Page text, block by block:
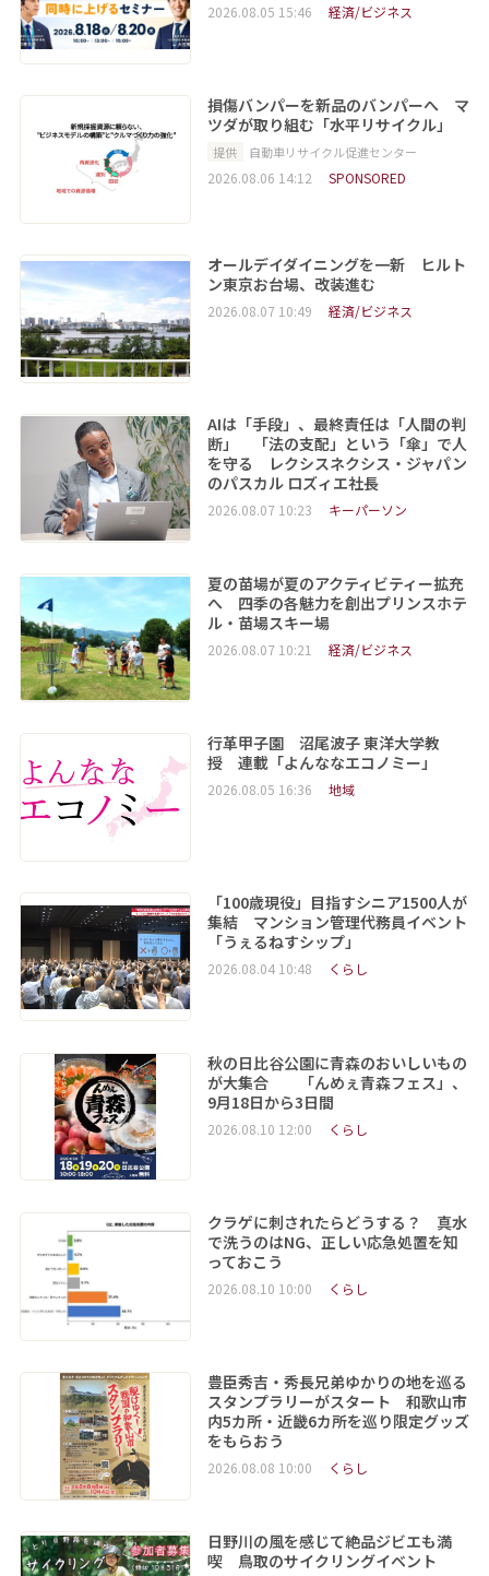
2026.08.05 15:46 経済/ビジネス
損傷バンパーを新品のバンパーへ マ
ツダが取り組む「水平リサイクル」
提供 自動車リサイクル促進センター
2026.08.06 14:12 SPONSORED
オールデイダイニングを一新 ヒルト
ン東京お台場、改装進む
2026.08.07 10:49 経済/ビジネス
AIは「手段」、最終責任は「人間の判
断」 「法の支配」という「傘」で人
を守る レクシスネクシス・ジャパン
のパスカル ロズィエ社長
2026.08.07 10:23 キーパーソン
夏の苗場が夏のアクティビティー拡充
へ 四季の各魅力を創出プリンスホテ
ル・苗場スキー場
2026.08.07 10:21 経済/ビジネス
行革甲子園 沼尾波子 東洋大学教
授 連載「よんななエコノミー」
2026.08.05 16:36 地域
「100歳現役」目指すシニア1500人が
集結 マンション管理代務員イベント
「うぇるねすシップ」
2026.08.04 10:48 くらし
秋の日比谷公園に青森のおいしいもの
が大集合 「んめぇ青森フェス」、
9月18日から3日間
2026.08.10 12:00 くらし
クラゲに刺されたらどうする？ 真水
で洗うのはNG、正しい応急処置を知
っておこう
2026.08.10 10:00 くらし
豊臣秀吉・秀長兄弟ゆかりの地を巡る
スタンプラリーがスタート 和歌山市
内5カ所・近畿6カ所を巡り限定グッズ
をもらおう
2026.08.08 10:00 くらし
日野川の風を感じて絶品ジビエも満
喫 鳥取のサイクリングイベント